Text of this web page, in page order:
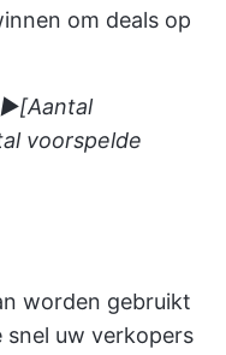
om deals op
voorspelde
worden gebruikt
snel uw verkopers